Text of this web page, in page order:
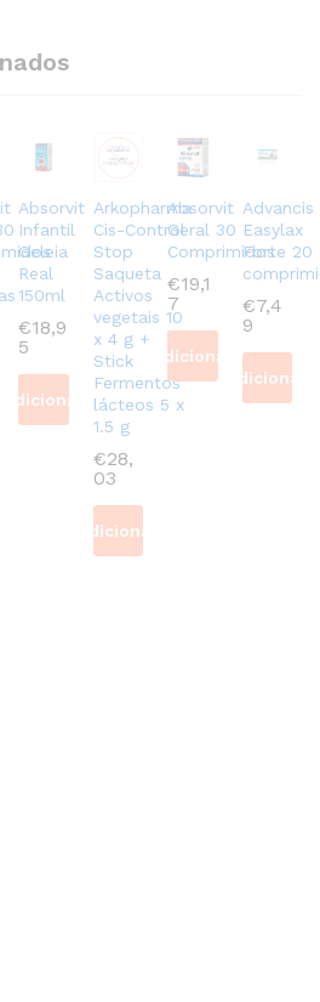
Absorvit
Infantil
Geleia
Real
150ml
€18,9
5
Adicionar
Arkopharma
Cis-Control
Stop
Saqueta
Activos
vegetais 10
x 4 g +
Stick
Fermentos
lácteos 5 x
1.5 g
€28,
03
Adicionar
Absorvit
Geral 30
Comprimidos
€19,1
7
Adicionar
Advancis
Easylax
Forte 20
€7,4
9
Adicionar